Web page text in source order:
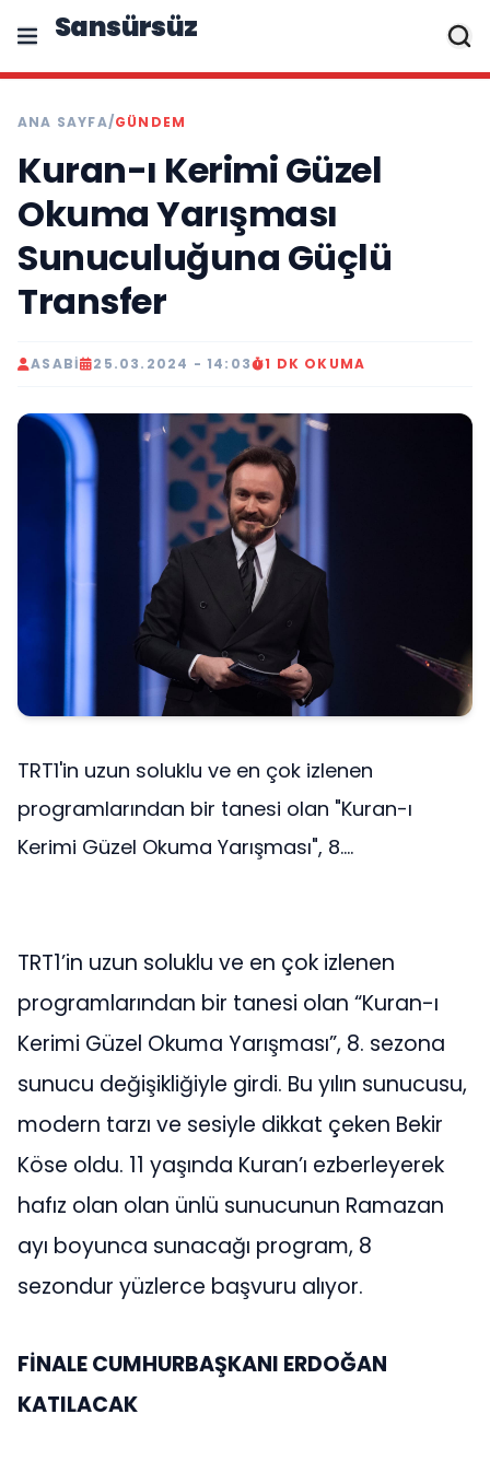
Sansürsüz
ANA SAYFA/GÜNDEM
Kuran-ı Kerimi Güzel
Okuma Yarışması
Sunuculuğuna Güçlü
Transfer
ASABI 25.03.2024 - 14:03 1 DK OKUMA
TRT1'in uzun soluklu ve en çok izlenen
programlarından bir tanesi olan "Kuran-ı
Kerimi Güzel Okuma Yarışması", 8....
TRT1’in uzun soluklu ve en çok izlenen
programlarından bir tanesi olan “Kuran-ı
Kerimi Güzel Okuma Yarışması”, 8. sezona
sunucu değişikliğiyle girdi. Bu yılın sunucusu,
modern tarzı ve sesiyle dikkat çeken Bekir
Köse oldu. 11 yaşında Kuran’ı ezberleyerek
hafız olan olan ünlü sunucunun Ramazan
ayı boyunca sunacağı program, 8
sezondur yüzlerce başvuru alıyor.
FİNALE CUMHURBAŞKANI ERDOĞAN
KATILACAK